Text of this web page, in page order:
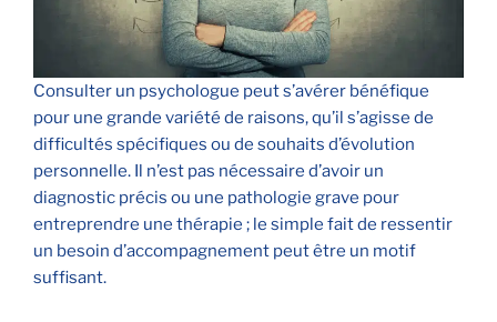
Consulter un psychologue peut s’avérer bénéfique
pour une grande variété de raisons, qu’il s’agisse de
difficultés spécifiques ou de souhaits d’évolution
personnelle. Il n’est pas nécessaire d’avoir un
diagnostic précis ou une pathologie grave pour
entreprendre une thérapie ; le simple fait de ressentir
un besoin d’accompagnement peut être un motif
suffisant.